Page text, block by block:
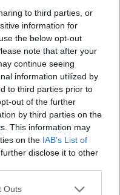
to third parties, or
information for
the below opt-out
note that after your
continue seeing
information utilized by
to third parties prior to
out of the further
by third parties on the
This information may
on the IAB’s List of
disclose it to other
one or more Google
Outs
της
,Κόσμος